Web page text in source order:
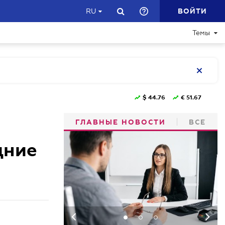
RU ВОЙТИ
Темы
$ 44.76 € 51.67
ГЛАВНЫЕ НОВОСТИ ВСЕ